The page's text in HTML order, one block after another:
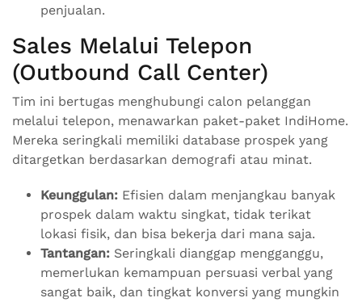
penjualan.
Sales Melalui Telepon
(Outbound Call Center)
Tim ini bertugas menghubungi calon pelanggan
melalui telepon, menawarkan paket-paket IndiHome.
Mereka seringkali memiliki database prospek yang
ditargetkan berdasarkan demografi atau minat.
Keunggulan: Efisien dalam menjangkau banyak
prospek dalam waktu singkat, tidak terikat
lokasi fisik, dan bisa bekerja dari mana saja.
Tantangan: Seringkali dianggap mengganggu,
memerlukan kemampuan persuasi verbal yang
sangat baik, dan tingkat konversi yang mungkin